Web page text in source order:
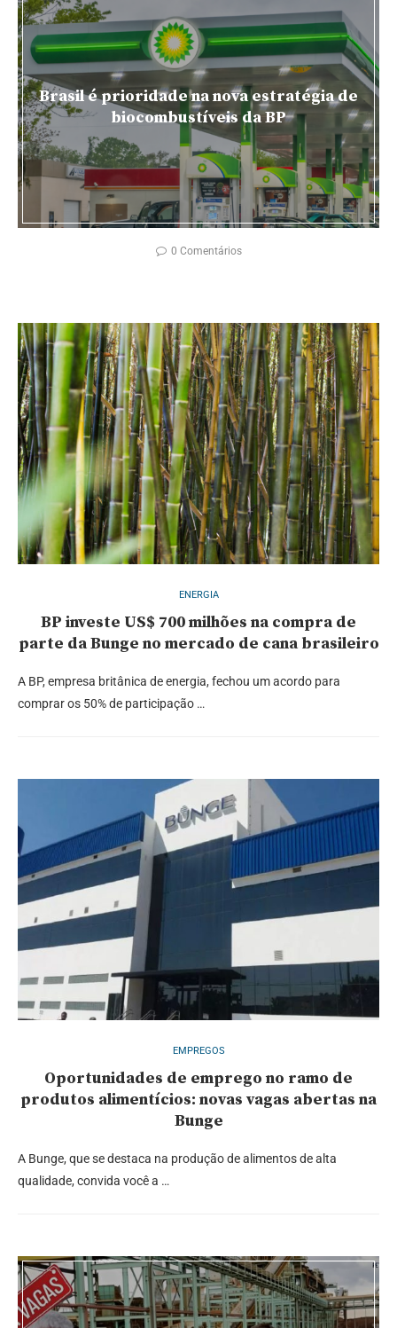
Brasil é prioridade na nova estratégia de
biocombustíveis da BP
0 Comentários
ENERGIA
BP investe US$ 700 milhões na compra de
parte da Bunge no mercado de cana brasileiro
A BP, empresa britânica de energia, fechou um acordo para
comprar os 50% de participação …
EMPREGOS
Oportunidades de emprego no ramo de
produtos alimentícios: novas vagas abertas na
Bunge
A Bunge, que se destaca na produção de alimentos de alta
qualidade, convida você a …